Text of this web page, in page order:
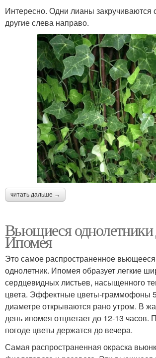
Интересно. Одни лианы закручиваются
другие слева направо.
читать дальше →
Вьющиеся однолетники
Ипомея
Это самое распространенное
однолетник. Ипомея образует легкие
сердцевидных листьев, насыщенного
цвета. Эффектные цветы-граммофоны
диаметре открываются рано утром. В
день ипомея отцветает до 12-13 часов.
погоде цветы держатся до вечера.
Самая распространенная окраска